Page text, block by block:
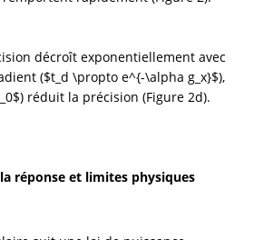
décroît exponentiellement avec
($t_d \propto e^{-\alpha g_x}$),
réduit la précision (Figure 2d).
la réponse et limites physiques